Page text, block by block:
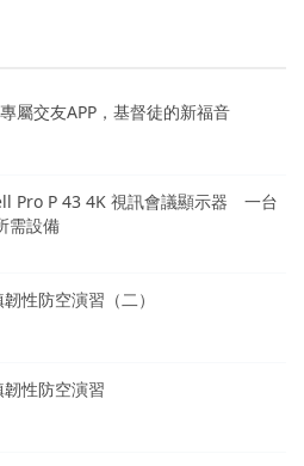
屬交友APP，基督徒的新福音
Pro P 43 4K 視訊會議顯示器 一台
需設備
性防空演習（二）
性防空演習